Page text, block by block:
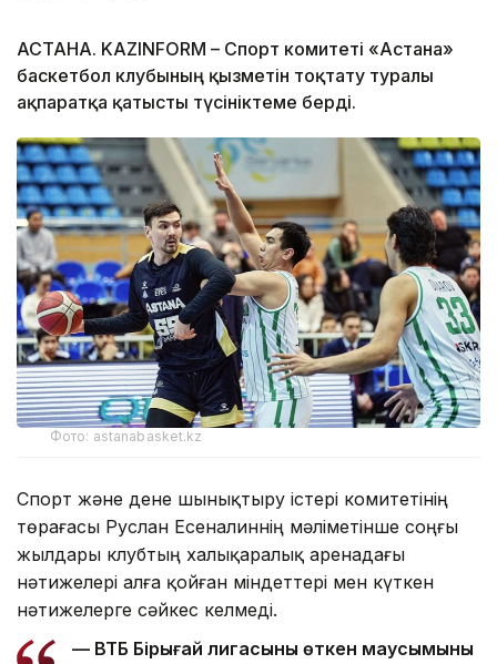
АСТАНА. KAZINFORM – Спорт комитеті «Астана»
баскетбол клубының қызметін тоқтату туралы
ақпаратқа қатысты түсініктеме берді.
Фото: astanabasket.kz
Спорт және дене шынықтыру істері комитетінің
төрағасы Руслан Есеналиннің мәліметінше соңғы
жылдары клубтың халықаралық аренадағы
нәтижелері алға қойған міндеттері мен күткен
нәтижелерге сәйкес келмеді.
— ВТБ Бірыңғай лигасының өткен маусымының